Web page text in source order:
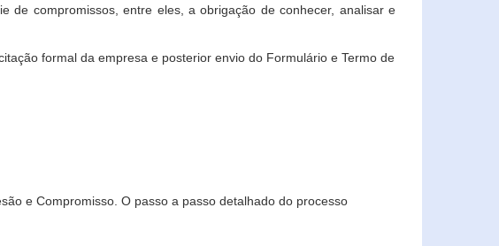
de compromissos, entre eles, a obrigação de conhecer, analisar e
formal da empresa e posterior envio do Formulário e Termo de
e Compromisso. O passo a passo detalhado do processo